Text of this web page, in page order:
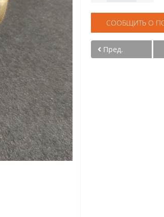
СООБЩИТЬ О
Пред.